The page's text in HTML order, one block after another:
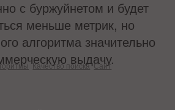
с буржуйнетом и будет
меньше метрик, но
алгоритма значительно
выдачу.
Качество поиска Сайт